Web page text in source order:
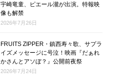
宇崎竜童、ピエール瀧が出演。特報映
像も解禁
2026年7月26日
FRUITS ZIPPER・鎮西寿々歌、サプラ
イズメッセージに号泣！映画『だぁれ
かさんとアソぼ？』公開前夜祭
2026年7月24日